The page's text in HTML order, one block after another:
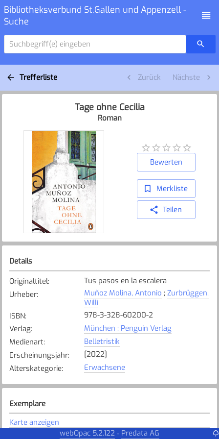
Bibliotheksverbund St.Gallen und Appenzell -
Suche
Suchbegriff(e) eingeben
Trefferliste Zurück Nächste
Tage ohne Cecilia
Roman
Bewerten
Merkliste
Teilen
Details
Originaltitel:
Tus pasos en la escalera
Urheber: Muñoz Molina, Antonio ; Zurbrüggen,
Willi
ISBN:
978-3-328-60200-2
Verlag:
München : Penguin Verlag
Medienart:
Belletristik
Erscheinungsjahr:
[2022]
Alterskategorie: Erwachsene
Exemplare
Karte anzeigen
webOpac 5.2.122 - Predata AG